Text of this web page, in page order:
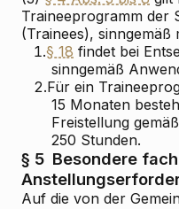
Traineeprogramm der
(Trainees), sinngemäß
1.§ 18 findet bei
sinngemäß
2.Für ein
15 Monaten
Freistellung gemäß
250 Stunden.
§ 5 Besondere
Auf die von der